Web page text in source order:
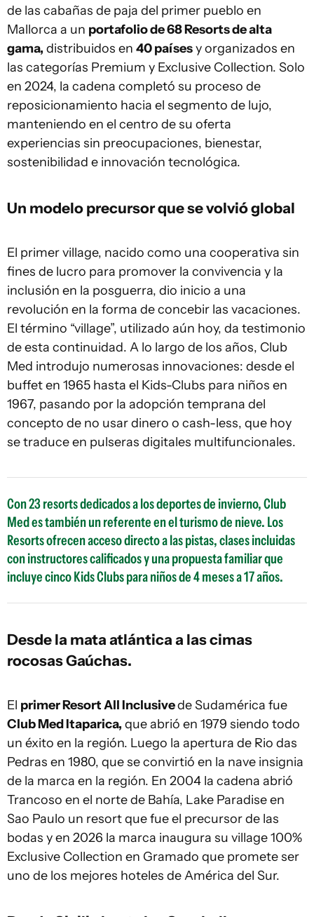
de las cabañas de paja del primer pueblo en
Mallorca a un portafolio de 68 Resorts de alta
gama, distribuidos en 40 paísesy organizados en
las categorías Premium y Exclusive Collection. Solo
en 2024, la cadena completó su proceso de
reposicionamiento hacia el segmento de lujo,
manteniendo en el centro de su oferta
experiencias sin preocupaciones, bienestar,
sostenibilidad e innovación tecnológica.
Un modelo precursor que se volvió global
El primer village, nacido como una cooperativa sin
fines de lucro para promover la convivencia y la
inclusión en la posguerra, dio inicio a una
revolución en la forma de concebir las vacaciones.
El término “village”, utilizado aún hoy, da testimonio
de esta continuidad. A lo largo de los años, Club
Med introdujo numerosas innovaciones: desde el
buffet en 1965 hasta el Kids-Clubs para niños en
1967, pasando por la adopción temprana del
concepto de no usar dinero o cash-less, que hoy
se traduce en pulseras digitales multifuncionales.
Con 23 resorts dedicados a los deportes de invierno, Club
Med es también un referente en el turismo de nieve. Los
Resorts ofrecen acceso directo a las pistas, clases incluidas
con instructores calificados y una propuesta familiar que
incluye cinco Kids Clubs para niños de 4 meses a 17 años.
Desde la mata atlántica a las cimas
rocosas Gaúchas.
El primer Resort All Inclusivede Sudamérica fue
Club Med Itaparica, que abrió en 1979 siendo todo
un éxito en la región. Luego la apertura de Rio das
Pedras en 1980, que se convirtió en la nave insignia
de la marca en la región. En 2004 la cadena abrió
Trancoso en el norte de Bahía, Lake Paradise en
Sao Paulo un resort que fue el precursor de las
bodas y en 2026 la marca inaugura su village 100%
Exclusive Collection en Gramado que promete ser
uno de los mejores hoteles de América del Sur.